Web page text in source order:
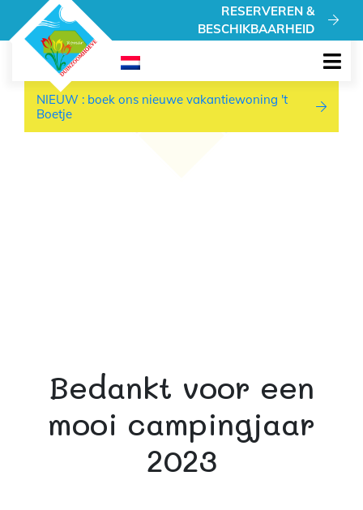
RESERVEREN &
BESCHIKBAARHEID
NIEUW : boek ons nieuwe vakantiewoning 't Boetje
NIEUW : boek ons nieuwe vakantiewoning 't
Boetje
Bedankt voor een
mooi campingjaar
2023